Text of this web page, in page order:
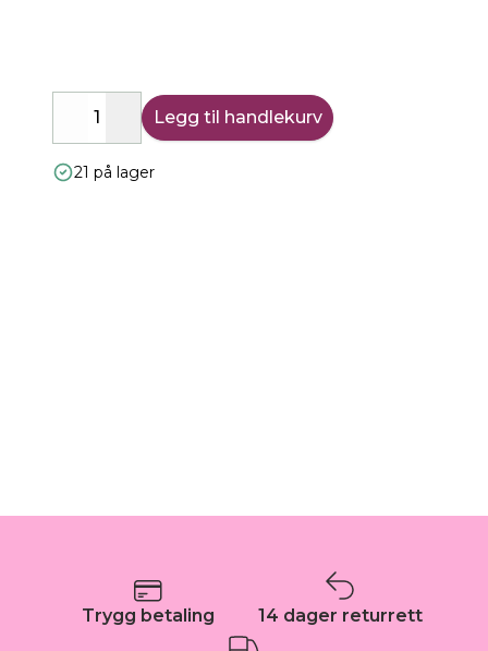
DecreaseIncrease
Legg til handlekurv
21 på lager
Trygg betaling 14 dager returrett